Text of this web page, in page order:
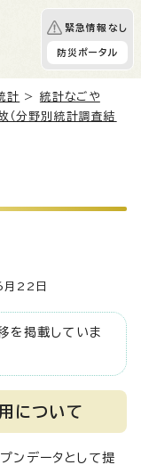
緊急情報なし
防災ポータル
計 > 統計なごや
（分野別統計調査結
22日
を掲載していま
について
ンデータとして提